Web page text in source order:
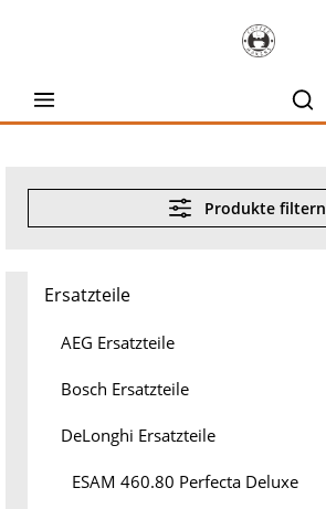
Produkte filtern
Ersatzteile
AEG Ersatzteile
Bosch Ersatzteile
DeLonghi Ersatzteile
ESAM 460.80 Perfecta Deluxe